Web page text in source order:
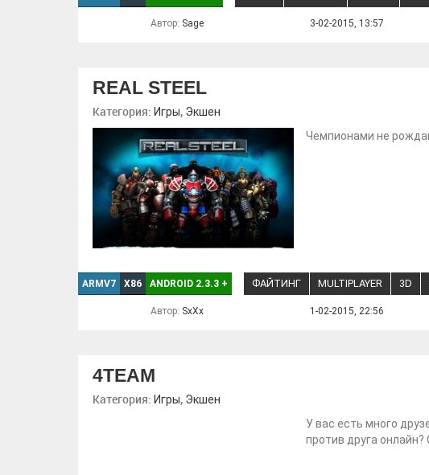
Автор: Sage 3-02-2015, 13:57
REAL STEEL
Категория: Игры, Экшен
Чемпионами не
ARMV7 X86 ANDROID 2.3.3 + ФАЙТИНГ MULTIPLAYER 3D
Автор: SxXx 1-02-2015, 22:56
4TEAM
Категория: Игры, Экшен
У вас есть много
против друга онлайн?